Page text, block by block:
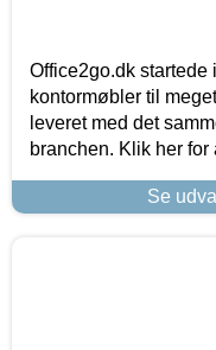
Office2go.dk startede
kontormøbler til
leveret med det
branchen. Klik her for
Se